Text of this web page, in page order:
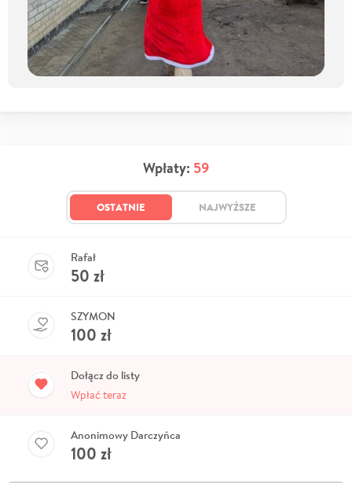
Wpłaty: 59
OSTATNIE NAJWYŻSZE
Rafał
50 zł
SZYMON
100 zł
Dołącz do listy
Wpłać teraz
Anonimowy Darczyńca
100 zł